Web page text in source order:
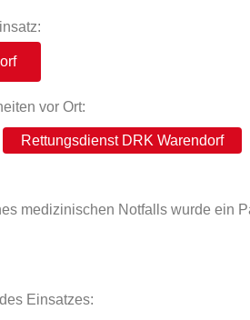
vor Ort:
Rettungsdienst DRK Warendorf
medizinischen Notfalls wurde ein
Einsatzes: